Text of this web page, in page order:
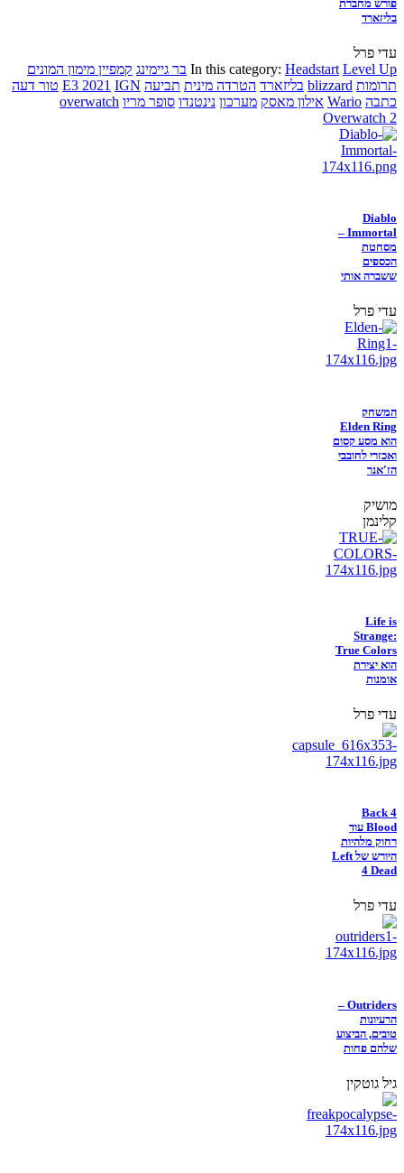
פורש מחברת
בליזארד
עדי פרל
In this category: Headstart Level Up בר גיימינג קמפיין מימון המונים
תרומות blizzard בליזארד הטרדה מינית תביעה E3 2021 IGN
טור דעה
כתבה Wario אילון מאסק מערכון נינטנדו סופר מריו overwatch
Overwatch 2
Diablo
Immortal –
מסחטת
הכספים
ששברה אותי
עדי פרל
המשחק
Elden Ring
הוא מסע קסום
ואכזרי לחובבי
הז'אנר
מושיק
קלינמן
Life is
Strange:
True Colors
הוא יצירת
אומנות
עדי פרל
Back 4
Blood עוד
רחוק מלהיות
היורש של Left
4 Dead
עדי פרל
Outriders –
הרעיונות
טובים, הביצוע
שלהם פחות
גיל גוטקין